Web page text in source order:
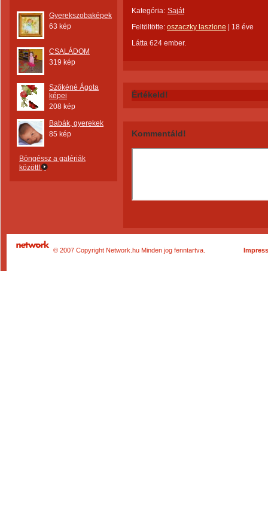
Gyerekszobaképek
63 kép
CSALÁDOM
319 kép
Szőkéné Ágota
képei
208 kép
Babák, gyerekek
85 kép
Böngéssz a galériák
között!
Kategória: Saját
Feltöltötte: oszaczky laszlone
18 éve
Látta 624 ember.
Értékeld!
Kommentáld!
© 2007 Copyright Network.hu Minden jog fenntartva.